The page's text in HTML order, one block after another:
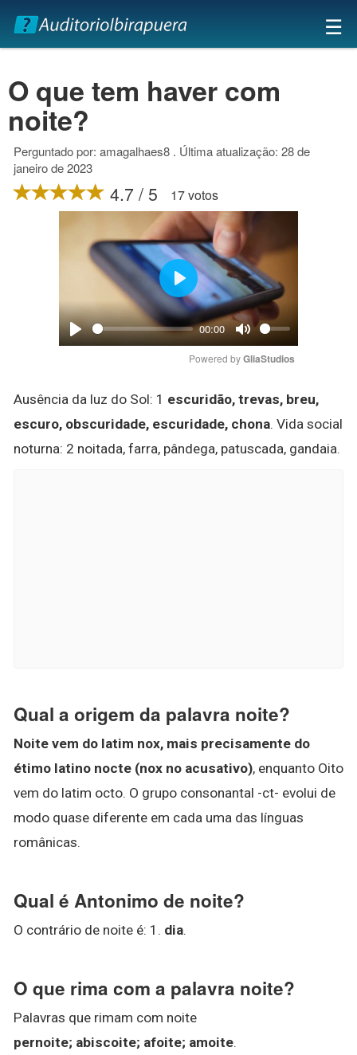
×
☰
O que tem haver com
noite?
Perguntado por: amagalhaes8 . Última atualização: 28 de
janeiro de 2023
4.7 / 5 17 votos
Play
00:00
Mute
Play
Powered by GliaStudios
Ausência da luz do Sol: 1 escuridão, trevas, breu,
escuro, obscuridade, escuridade, chona. Vida social
noturna: 2 noitada, farra, pândega, patuscada, gandaia.
Qual a origem da palavra noite?
Noite vem do latim nox, mais precisamente do
étimo latino nocte (nox no acusativo), enquanto Oito
vem do latim octo. O grupo consonantal -ct- evolui de
modo quase diferente em cada uma das línguas
românicas.
Qual é Antonimo de noite?
O contrário de noite é: 1. dia.
O que rima com a palavra noite?
Palavras que rimam com noite
pernoite; abiscoite; afoite; amoite.